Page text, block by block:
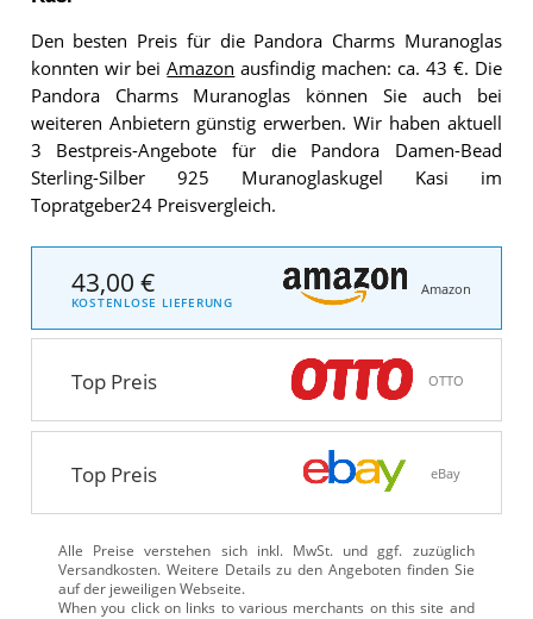
Den besten Preis für die Pandora Charms Muranoglas
konnten wir beiAmazon ausfindig machen: ca. 43 €. Die
Pandora Charms Muranoglas können Sie auch bei
weiteren Anbietern günstig erwerben. Wir haben aktuell
3 Bestpreis-Angebote für die Pandora Damen-Bead
Sterling-Silber 925 Muranoglaskugel Kasi im
Topratgeber24 Preisvergleich.
43,00 €
KOSTENLOSE LIEFERUNG
Amazon
Top Preis OTTO
Top Preis eBay
Alle Preise verstehen sich inkl. MwSt. und ggf. zuzüglich
Versandkosten. Weitere Details zu den Angeboten finden Sie
auf der jeweiligen Webseite.